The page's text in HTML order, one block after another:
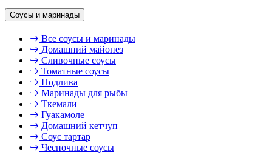
Соусы и маринады
Все соусы и маринады
Домашний майонез
Сливочные соусы
Томатные соусы
Подлива
Маринады для рыбы
Ткемали
Гуакамоле
Домашний кетчуп
Соус тартар
Чесночные соусы